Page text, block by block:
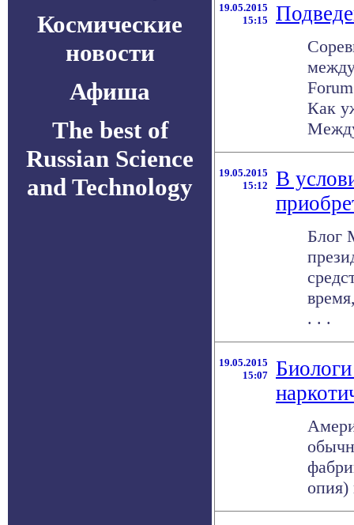
Космические
новости
Афиша
The best of
Russian Science
and Technology
19.05.2015
15:15
Как
19.05.2015
15:12
В
Блог
. . .
19.05.2015
15:07
опия)